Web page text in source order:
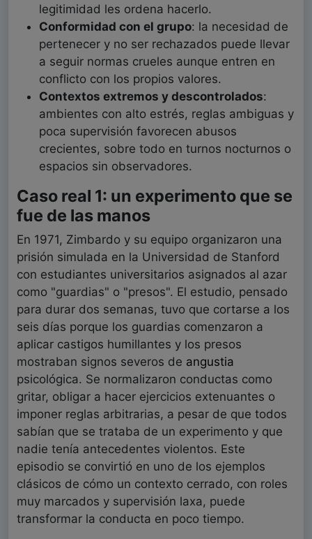
legitimidad les ordena hacerlo.
Conformidad con el grupo: la necesidad de
pertenecer y no ser rechazados puede llevar
a seguir normas crueles aunque entren en
conflicto con los propios valores.
Contextos extremos y descontrolados:
ambientes con alto estrés, reglas ambiguas y
poca supervisión favorecen abusos
crecientes, sobre todo en turnos nocturnos o
espacios sin observadores.
Caso real 1: un experimento que se
fue de las manos
En 1971, Zimbardo y su equipo organizaron una
prisión simulada en la Universidad de Stanford
con estudiantes universitarios asignados al azar
como "guardias" o "presos". El estudio, pensado
para durar dos semanas, tuvo que cortarse a los
seis días porque los guardias comenzaron a
aplicar castigos humillantes y los presos
mostraban signos severos de angustia
psicológica. Se normalizaron conductas como
gritar, obligar a hacer ejercicios extenuantes o
imponer reglas arbitrarias, a pesar de que todos
sabían que se trataba de un experimento y que
nadie tenía antecedentes violentos. Este
episodio se convirtió en uno de los ejemplos
clásicos de cómo un contexto cerrado, con roles
muy marcados y supervisión laxa, puede
transformar la conducta en poco tiempo.